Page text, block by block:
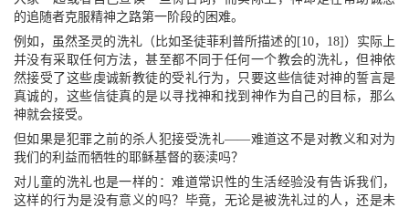
的追随者克服精神之路第一阶段的困难。
例如，虽然圣灵的洗礼（比如圣徒菲利普所描述的[10，18]）实际上
并没有采取任何方法，甚至都不同于任何一个教会的洗礼，但神依
然接受了这些虔诚新教徒的受礼行为，只要这些信徒对神的誓言是
真诚的，这些信徒真的是以寻找神和找到神作为自己的目标，那么
神就会接受。
但如果是犯罪之前的杀人犯接受洗礼——难道这不是对教义和对为
我们的利益而牺牲的耶稣基督的亵渎吗？
对儿童的洗礼也是一样的：难道常识性的生活经验没有告诉我们，
这样的行为是没有意义的吗？毕竟，无论是被洗礼过的人，还是未